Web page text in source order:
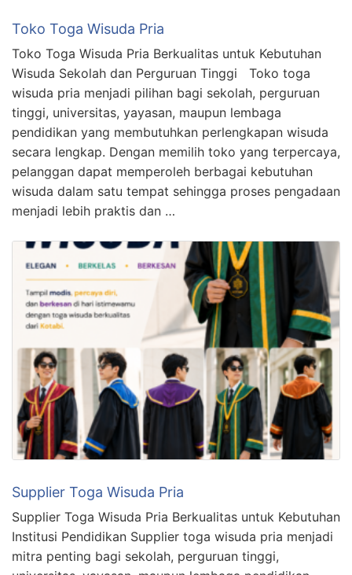
Toko Toga Wisuda Pria
Toko Toga Wisuda Pria Berkualitas untuk Kebutuhan
Wisuda Sekolah dan Perguruan Tinggi Toko toga
wisuda pria menjadi pilihan bagi sekolah, perguruan
tinggi, universitas, yayasan, maupun lembaga
pendidikan yang membutuhkan perlengkapan wisuda
secara lengkap. Dengan memilih toko yang terpercaya,
pelanggan dapat memperoleh berbagai kebutuhan
wisuda dalam satu tempat sehingga proses pengadaan
menjadi lebih praktis dan …
Supplier Toga Wisuda Pria
Supplier Toga Wisuda Pria Berkualitas untuk Kebutuhan
Institusi Pendidikan Supplier toga wisuda pria menjadi
mitra penting bagi sekolah, perguruan tinggi,